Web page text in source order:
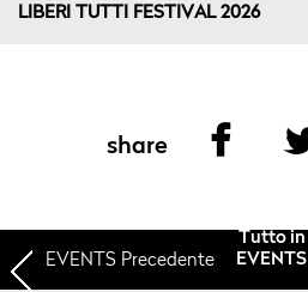
LIBERI TUTTI FESTIVAL 2026
share
EVENTS Precedente
Tutto in
EVENTS